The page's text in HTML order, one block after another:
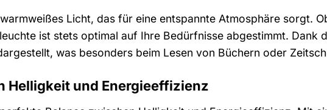
Licht, das für eine entspannte Atmosphäre sorgt.
ist stets optimal auf Ihre Bedürfnisse abgestimmt. Dank
was besonders beim Lesen von Büchern oder
Helligkeit und Energieeffizienz